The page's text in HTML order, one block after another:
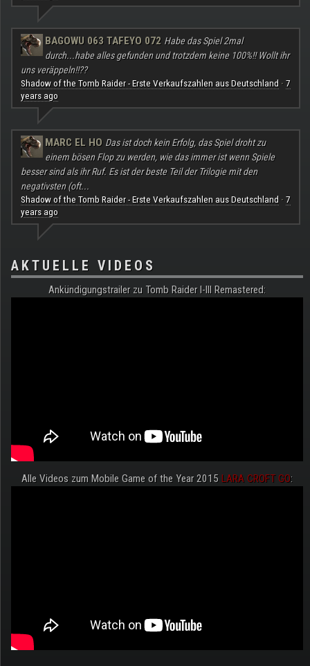
BAGOWU 063 TAFEYO 072 Habe das Spiel 2mal
durch...habe alles gefunden und trotzdem keine 100%!! Wollt ihr
uns veräppeln!!??
Shadow of the Tomb Raider - Erste Verkaufszahlen aus Deutschland · 7
years ago
MARC EL HO Das ist doch kein Erfolg, das Spiel droht zu
einem bösen Flop zu werden, wie das immer ist wenn Spiele
besser sind als ihr Ruf. Es ist der beste Teil der Trilogie mit den
negativsten (oft...
Shadow of the Tomb Raider - Erste Verkaufszahlen aus Deutschland · 7
years ago
AKTUELLE VIDEOS
Ankündigungstrailer zu Tomb Raider I-III Remastered:
Alle Videos zum Mobile Game of the Year 2015 LARA CROFT GO: